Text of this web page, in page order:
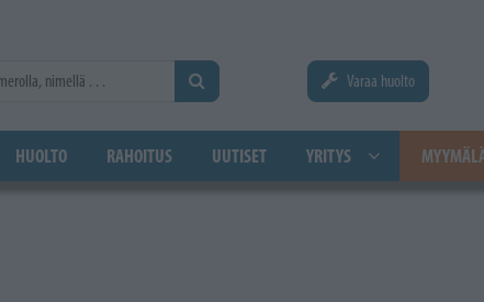
Varaa huolto
HUOLTO RAHOITUS UUTISET YRITYS